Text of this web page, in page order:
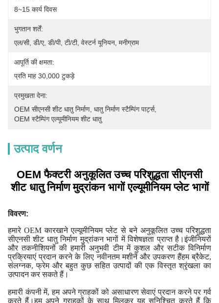
8~15 कार्य दिवस
भुगतान शर्तें:
एल/सी, डी/ए, डी/पी, टी/टी, वेस्टर्न यूनियन, मनीग्राम
आपूर्ति की क्षमता:
प्रति माह 30,000 टुकड़े
प्रमुखता देना:
OEM सीएनसी शीट धातु निर्माण धातु निर्माण स्टैम्पिंग पार्ट्स,
OEM स्टैम्पिंग एल्यूमीनियम शीट धातु
उत्पाद वर्णन
OEM फैक्टरी अनुकूलित उच्च परिशुद्धता सीएनसी
शीट धातु निर्माण मुद्रांकन भागों एल्यूमीनियम प्लेट भागों
विवरण:
हमारे OEM कारखाने एल्यूमीनियम प्लेट से बने अनुकूलित उच्च परिशुद्धता
सीएनसी शीट धातु निर्माण मुद्रांकन भागों में विशेषज्ञता प्राप्त है।इंजीनियरों
और तकनीशियनों की हमारी अनुभवी टीम में कुशल और सटीक विनिर्माण
प्रक्रियाएं प्रदान करने के लिए नवीनतम मशीनें और उपकरण हैंहम ब्रैकेट,
संलग्नक, फ्रेम और बहुत कुछ सहित उत्पादों की एक विस्तृत श्रृंखला का
उत्पादन कर सकते हैं।
हमारी कंपनी में, हम अपने ग्राहकों को असाधारण सेवाएं प्रदान करने पर गर्व
करते हैं।हम अपने ग्राहकों के साथ मिलकर यह सुनिश्चित करते हैं कि